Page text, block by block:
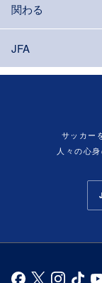
関わる
JFA
サッカー
人々の心